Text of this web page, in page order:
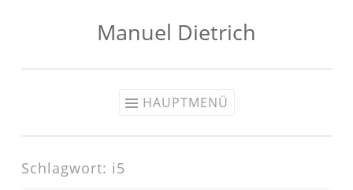
Manuel Dietrich
HAUPTMENÜ
Schlagwort: i5